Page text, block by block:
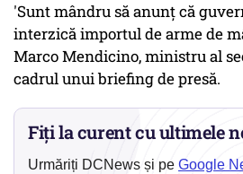
'Sunt mândru să anunţ că
interzică importul de arme de
Marco Mendicino, ministru al
cadrul unui briefing de presă.
Fiți la curent cu ultimele
Urmăriți DCNews și pe Google